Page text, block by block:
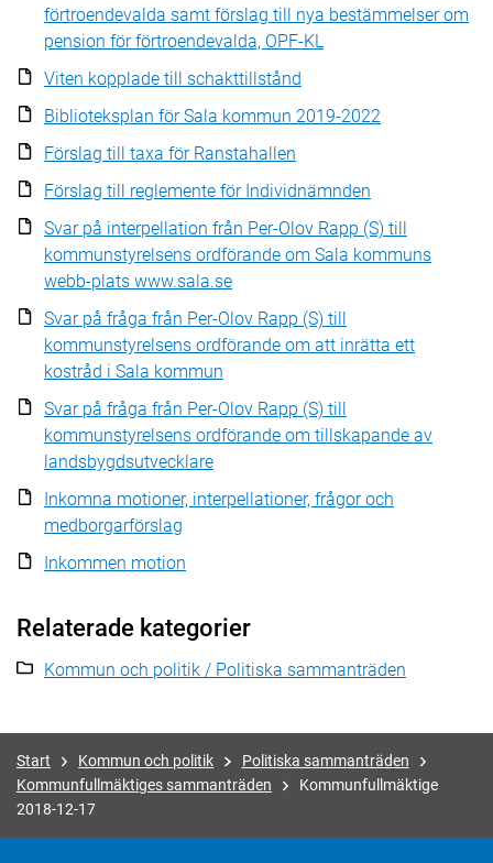
förtroendevalda samt förslag till nya bestämmelser om
pension för förtroendevalda, OPF-KL
Viten kopplade till schakttillstånd
Biblioteksplan för Sala kommun 2019-2022
Förslag till taxa för Ranstahallen
Förslag till reglemente för Individnämnden
Svar på interpellation från Per-Olov Rapp (S) till
kommunstyrelsens ordförande om Sala kommuns
webb-plats www.sala.se
Svar på fråga från Per-Olov Rapp (S) till
kommunstyrelsens ordförande om att inrätta ett
kostråd i Sala kommun
Svar på fråga från Per-Olov Rapp (S) till
kommunstyrelsens ordförande om tillskapande av
landsbygdsutvecklare
Inkomna motioner, interpellationer, frågor och
medborgarförslag
Inkommen motion
Relaterade kategorier
Kommun och politik / Politiska sammanträden
Start Kommun och politik
Politiska sammanträden
Kommunfullmäktiges sammanträden
Kommunfullmäktige
2018-12-17